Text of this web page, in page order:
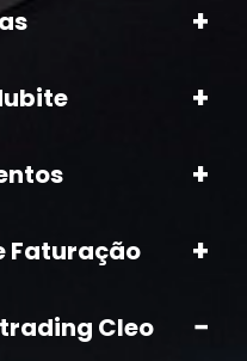
+
+
+
Faturação +
Cleo −